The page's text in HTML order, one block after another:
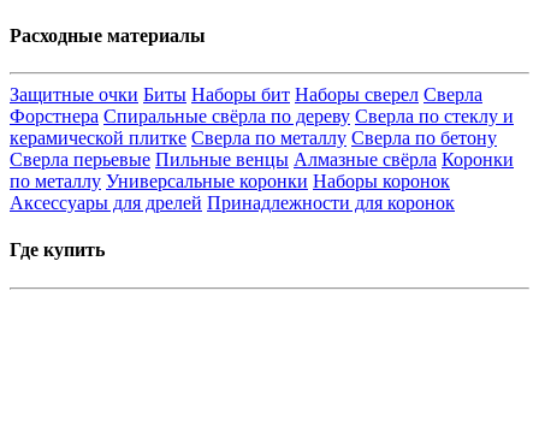
Расходные материалы
Защитные очки Биты Наборы бит Наборы сверел Сверла
Форстнера Спиральные свёрла по дереву Сверла по стеклу и
керамической плитке Сверла по металлу Сверла по бетону
Сверла перьевые Пильные венцы Алмазные свёрла Коронки
по металлу Универсальные коронки Наборы коронок
Аксессуары для дрелей Принадлежности для коронок
Где купить